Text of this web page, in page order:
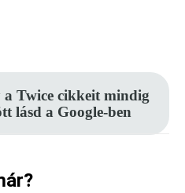
Twice cikkeit mindig
lásd a Google-ben